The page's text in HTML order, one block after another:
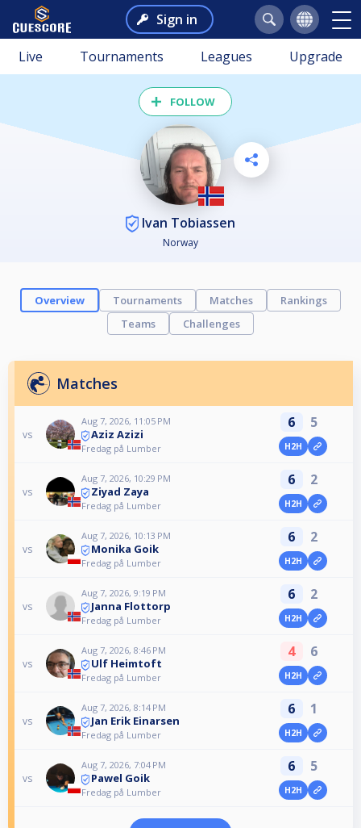
Sign in
Live Tournaments Leagues Upgrade
FOLLOW
Ivan Tobiassen
Norway
Overview Tournaments Matches
Rankings
Teams
Challenges
Matches
vs
Aug 7, 2026, 11:05 PM
Aziz Azizi
Fredag på Lumber
6 5
H2H
vs
Aug 7, 2026, 10:29 PM
Ziyad Zaya
Fredag på Lumber
6 2
H2H
vs
Aug 7, 2026, 10:13 PM
Monika Goik
Fredag på Lumber
6 2
H2H
vs
Aug 7, 2026, 9:19 PM
Janna Flottorp
Fredag på Lumber
6 2
H2H
vs
Aug 7, 2026, 8:46 PM
Ulf Heimtoft
Fredag på Lumber
4 6
H2H
vs
Aug 7, 2026, 8:14 PM
Jan Erik Einarsen
Fredag på Lumber
6 1
H2H
vs
Aug 7, 2026, 7:04 PM
Pawel Goik
Fredag på Lumber
6 5
H2H